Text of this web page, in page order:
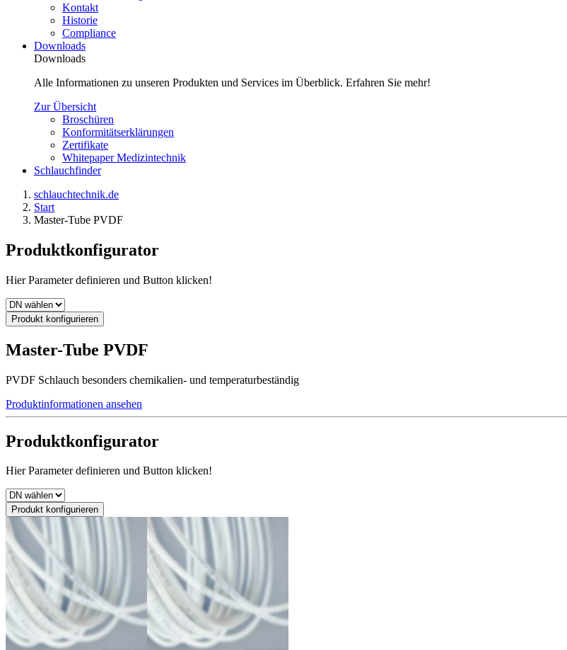
Kontakt
Historie
Compliance
Downloads
Downloads
Alle Informationen zu unseren Produkten und Services im Überblick. Erfahren Sie mehr!
Zur Übersicht
Broschüren
Konformitätserklärungen
Zertifikate
Whitepaper Medizintechnik
Schlauchfinder
schlauchtechnik.de
Start
Master-Tube PVDF
Produktkonfigurator
Hier Parameter definieren und Button klicken!
Produkt konfigurieren
Master-Tube PVDF
PVDF Schlauch besonders chemikalien- und temperaturbeständig
Produktinformationen ansehen
Produktkonfigurator
Hier Parameter definieren und Button klicken!
Produkt konfigurieren